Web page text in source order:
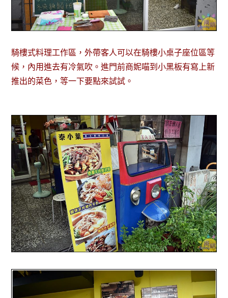
騎樓式料理工作區，外帶客人可以在騎樓小桌子座位區等
候，內用進去有冷氣吹。進門前商妮喵到小黑板有寫上新
推出的菜色，等一下要點來試試。